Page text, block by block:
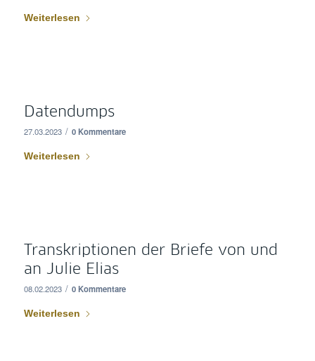
Weiterlesen
Datendumps
27.03.2023 / 0 Kommentare
Weiterlesen
Transkriptionen der Briefe von und
an Julie Elias
08.02.2023 / 0 Kommentare
Weiterlesen